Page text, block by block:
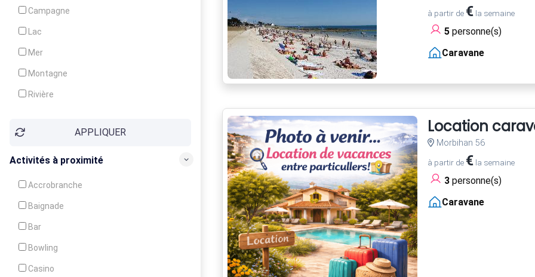
Campagne
Lac
Mer
Montagne
Rivière
APPLIQUER
Activités à proximité
Accrobranche
Baignade
Bar
Bowling
Casino
à partir de €la semaine
5personne(s)
Caravane
Location
Morbihan 56
à partir de €la semaine
3personne(s)
Caravane